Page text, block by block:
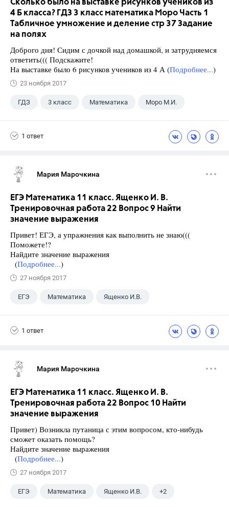
Сколько было на выставке рисунков учеников из
4 Б класса? ГДЗ 3 класс математика Моро Часть 1
Табличное умножение и деление стр 37 Задание
на полях
Доброго дня! Сидим с дочкой над домашкой, и затрудняемся
ответить((( Подскажите!
На выставке было 6 рисунков учеников из 4 А (Подробнее...)
23 ноября 2017
ГДЗ 3 класс Математика Моро М.И.
1 ответ
Мария Марочкина
ЕГЭ Математика 11 класс. Ященко И. В.
Тренировочная работа 22 Вопрос 9 Найти
значение выражения
Привет! ЕГЭ, а упражнения как выполнить не знаю(((
Поможете!?
Найдите значение выражения
(Подробнее...)
27 ноября 2017
ЕГЭ Математика Ященко И.В.
1 ответ
Мария Марочкина
ЕГЭ Математика 11 класс. Ященко И. В.
Тренировочная работа 22 Вопрос 10 Найти
значение выражения
Привет) Возникла путаница с этим вопросом, кто-нибудь
сможет оказать помощь?
Найдите значение выражения
(Подробнее...)
27 ноября 2017
ЕГЭ Математика Ященко И.В. +2